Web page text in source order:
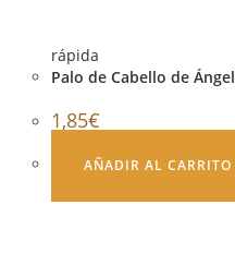
rápida
Palo de Cabello de Ángel
1,85€
AÑADIR AL CARRITO